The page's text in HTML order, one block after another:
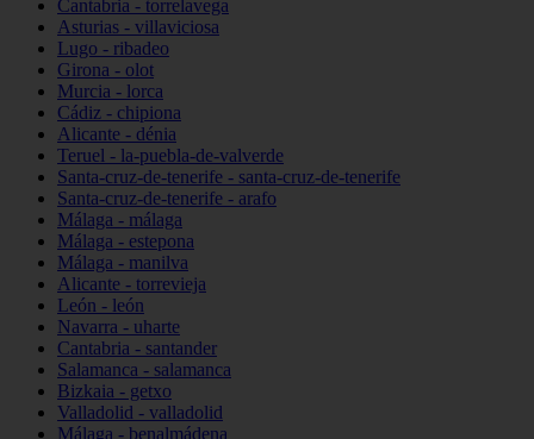
Cantabria - torrelavega
Asturias - villaviciosa
Lugo - ribadeo
Girona - olot
Murcia - lorca
Cádiz - chipiona
Alicante - dénia
Teruel - la-puebla-de-valverde
Santa-cruz-de-tenerife - santa-cruz-de-tenerife
Santa-cruz-de-tenerife - arafo
Málaga - málaga
Málaga - estepona
Málaga - manilva
Alicante - torrevieja
León - león
Navarra - uharte
Cantabria - santander
Salamanca - salamanca
Bizkaia - getxo
Valladolid - valladolid
Málaga - benalmádena